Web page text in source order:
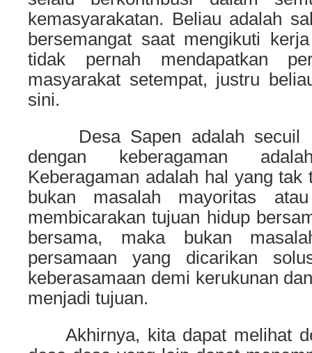
kemasyarakatan. Beliau adalah
bersemangat saat mengikuti
tidak pernah mendapatkan
masyarakat setempat, justru
sini.
Desa Sapen adalah secuil
dengan keberagaman
Keberagaman adalah hal yang tak
bukan masalah mayoritas
membicarakan tujuan hidup
bersama, maka bukan
persamaan yang dicarikan
keberasamaan demi kerukunan
menjadi tujuan.
Akhirnya, kita dapat melihat